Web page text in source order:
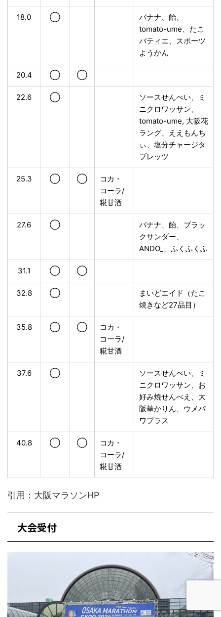
18.0 ◯
バナナ、飴、
tomato-ume、たこ
バティエ、スポーツ
ようかん
20.4 ◯ ◯
22.6 ◯
ソースせんべい、ミ
ニクロワッサン、
tomato-ume, 大阪花
ラング、ええもんち
ぃ、塩分チャージタ
ブレッツ
25.3 ◯ ◯
コカ・
コーラ/
糀甘酒
27.6 ◯
バナナ、飴、ブラッ
クサンダー、
ANDO_、ふくふくふ
31.1 ◯ ◯
32.8 ◯
まいどエイド（たこ
焼きなど27品目）
35.8 ◯ ◯
コカ・
コーラ/
糀甘酒
37.6 ◯
ソースせんべい、ミ
ニクロワッサン、お
好み焼せんべえ、大
阪華かりん、ウメパ
ワプラス
40.8 ◯ ◯
コカ・
コーラ/
糀甘酒
引用：大阪マラソンHP
大会受付